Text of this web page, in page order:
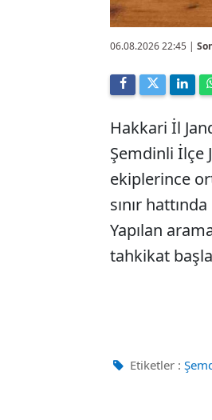
06.08.2026 22:45 |
Hakkari İl
Şemdinli İlçe
ekiplerince
sınır
Yapılan
tahkikat
Etiketler :